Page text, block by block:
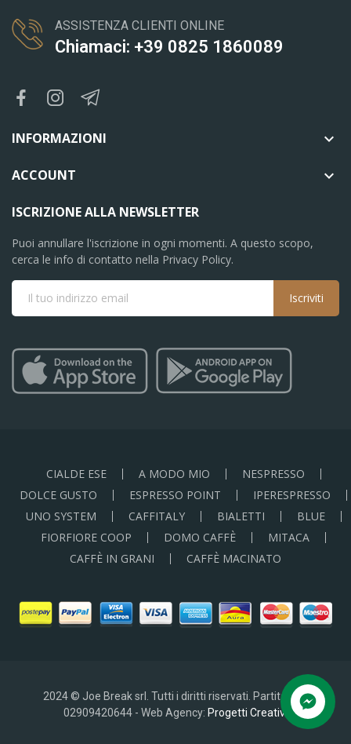
ASSISTENZA CLIENTI ONLINE
Chiamaci: +39 0825 1860089
INFORMAZIONI 
ACCOUNT 
ISCRIZIONE ALLA NEWSLETTER
Puoi annullare l'iscrizione in ogni momenti. A questo scopo,
cerca le info di contatto nella Privacy Policy.
Iscriviti
CIALDE ESE A MODO MIO
NESPRESSO
DOLCE GUSTO
ESPRESSO POINT
IPERESPRESSO
UNO SYSTEM
CAFFITALY BIALETTI
BLUE
FIORFIORE COOP
DOMO CAFFÈ
MITACA
CAFFÈ IN GRANI
CAFFÈ MACINATO
2024 © Joe Break srl. Tutti i diritti riservati. Partita IVA:
02909420644 - Web Agency: Progetti Creativi